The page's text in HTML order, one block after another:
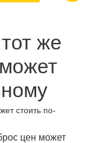
же
цен может